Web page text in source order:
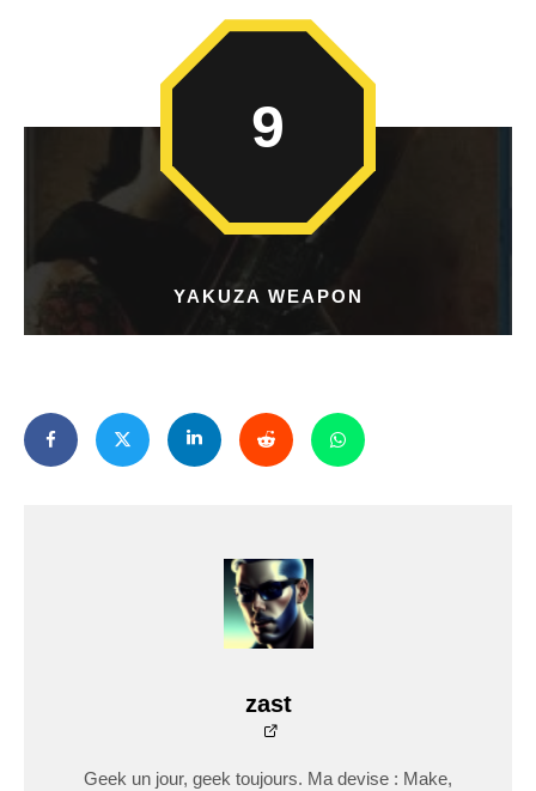
YAKUZA WEAPON
9
zast
Geek un jour, geek toujours. Ma devise : Make,